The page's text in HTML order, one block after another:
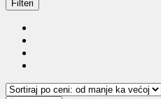
Filteri